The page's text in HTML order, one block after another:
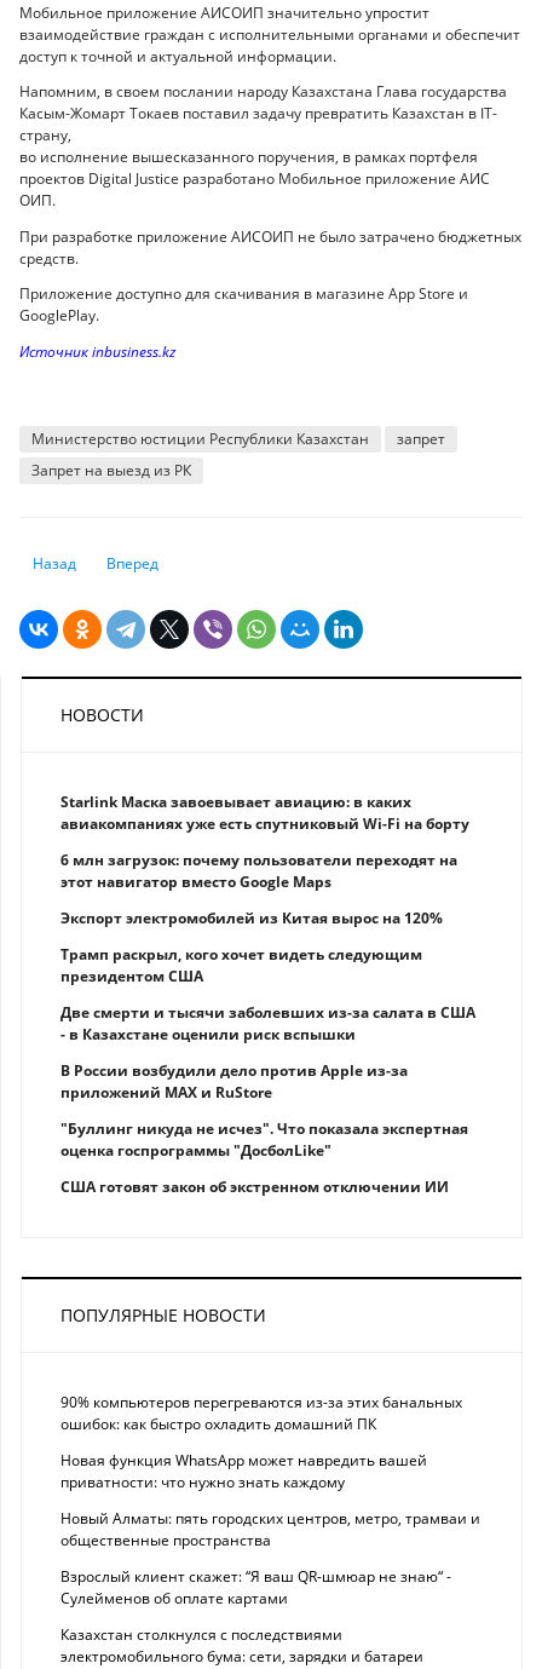
Мобильное приложение АИСОИП значительно упростит
взаимодействие граждан с исполнительными органами и обеспечит
доступ к точной и актуальной информации.
Напомним, в своем послании народу Казахстана Глава государства
Касым-Жомарт Токаев поставил задачу превратить Казахстан в IT-
страну,
во исполнение вышесказанного поручения, в рамках портфеля
проектов Digital Justice разработано Мобильное приложение АИС
ОИП.
При разработке приложение АИСОИП не было затрачено бюджетных
средств.
Приложение доступно для скачивания в магазине App Store и
GooglePlay.
Источник inbusiness.kz
Министерство юстиции Республики Казахстан
запрет
Запрет на выезд из РК
Предыдущий: Можно ли запускать салюты во дворах
Назад Следующий: Увеличилась продолжительность жизни
Вперед
НОВОСТИ
Starlink Маска завоевывает авиацию: в каких
авиакомпаниях уже есть спутниковый Wi-Fi на борту
6 млн загрузок: почему пользователи переходят на
этот навигатор вместо Google Maps
Экспорт электромобилей из Китая вырос на 120%
Трамп раскрыл, кого хочет видеть следующим
президентом США
Две смерти и тысячи заболевших из-за салата в США
- в Казахстане оценили риск вспышки
В России возбудили дело против Apple из-за
приложений MAX и RuStore
"Буллинг никуда не исчез". Что показала экспертная
оценка госпрограммы "ДосболLike"
США готовят закон об экстренном отключении ИИ
ПОПУЛЯРНЫЕ НОВОСТИ
90% компьютеров перегреваются из-за этих банальных
ошибок: как быстро охладить домашний ПК
Новая функция WhatsApp может навредить вашей
приватности: что нужно знать каждому
Новый Алматы: пять городских центров, метро, трамваи и
общественные пространства
Взрослый клиент скажет: “Я ваш QR-шмюар не знаю“ -
Сулейменов об оплате картами
Казахстан столкнулся с последствиями
электромобильного бума: сети, зарядки и батареи